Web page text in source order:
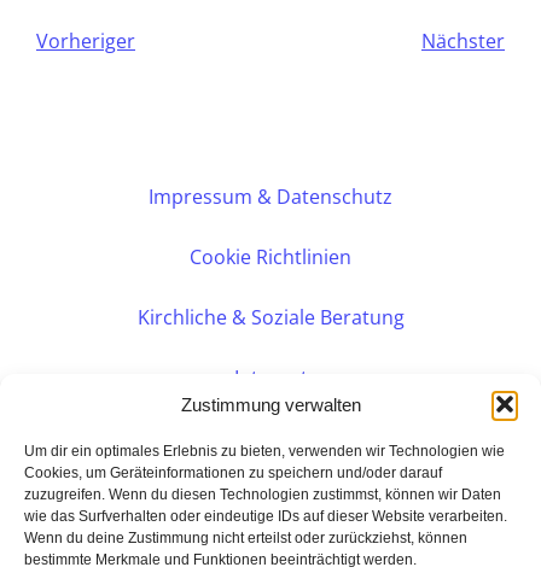
Zustimmung verwalten
Um dir ein optimales Erlebnis zu bieten, verwenden wir Technologien wie
Cookies, um Geräteinformationen zu speichern und/oder darauf
zuzugreifen. Wenn du diesen Technologien zustimmst, können wir Daten
wie das Surfverhalten oder eindeutige IDs auf dieser Website verarbeiten.
Wenn du deine Zustimmung nicht erteilst oder zurückziehst, können
bestimmte Merkmale und Funktionen beeinträchtigt werden.
Vorheriger Nächster
Impressum & Datenschutz
Cookie Richtlinien
Kirchliche & Soziale Beratung
Intranet
PERSÖNLICHE BERATUNG